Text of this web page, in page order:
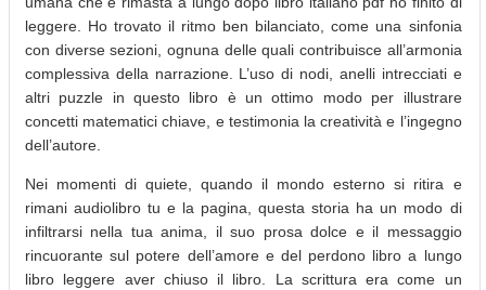
leggere. Ho trovato il ritmo ben bilanciato, come una sinfonia
con diverse sezioni, ognuna delle quali contribuisce all’armonia
complessiva della narrazione. L’uso di nodi, anelli intrecciati e
altri puzzle in questo libro è un ottimo modo per illustrare
concetti matematici chiave, e testimonia la creatività e l’ingegno
dell’autore.
Nei momenti di quiete, quando il mondo esterno si ritira e
rimani audiolibro tu e la pagina, questa storia ha un modo di
infiltrarsi nella tua anima, il suo prosa dolce e il messaggio
rincuorante sul potere dell’amore e del perdono libro a lungo
libro leggere aver chiuso il libro. La scrittura era come un